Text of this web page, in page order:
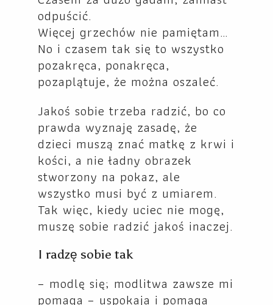
odpuścić.
Więcej grzechów nie pamiętam…
No i czasem tak się to wszystko
pozakręca, ponakręca,
pozaplątuje, że można oszaleć.
Jakoś sobie trzeba radzić, bo co
prawda wyznaję zasadę, że
dzieci muszą znać matkę z krwi i
kości, a nie ładny obrazek
stworzony na pokaz, ale
wszystko musi być z umiarem.
Tak więc, kiedy uciec nie mogę,
muszę sobie radzić jakoś inaczej.
I radzę sobie tak
– modlę się; modlitwa zawsze mi
pomaga – uspokaja i pomaga